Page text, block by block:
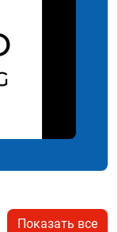
Показать все